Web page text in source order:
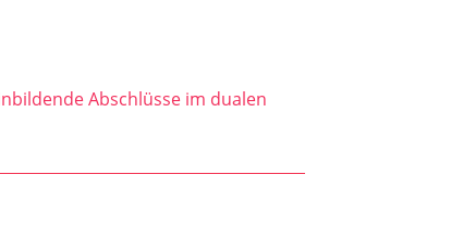
Abschlüsse im dualen